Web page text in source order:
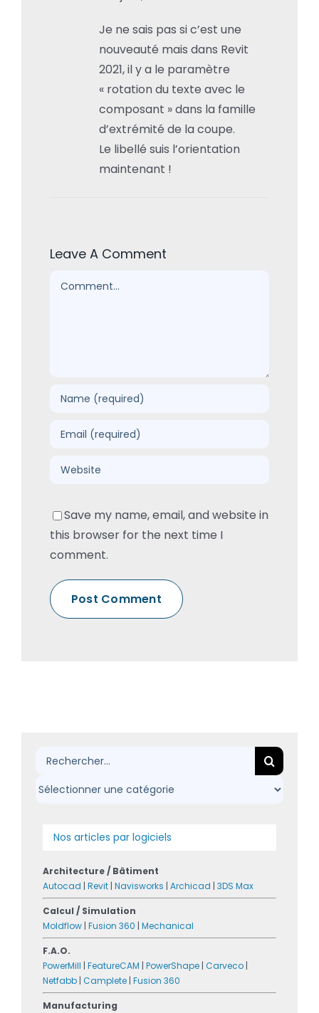
Je ne sais pas si c’est une
nouveauté mais dans Revit
2021, il y a le paramètre
« rotation du texte avec le
composant » dans la famille
d’extrémité de la coupe.
Le libellé suis l’orientation
maintenant !
Leave A Comment
Comment
Save my name, email, and website in
this browser for the next time I
comment.
Rechercher:
Nos articles par logiciels
Architecture / Bâtiment
Autocad | Revit | Navisworks | Archicad | 3DS Max
Calcul / Simulation
Moldflow | Fusion 360 | Mechanical
F.A.O.
PowerMill | FeatureCAM | PowerShape | Carveco |
Netfabb | Camplete | Fusion 360
Manufacturing